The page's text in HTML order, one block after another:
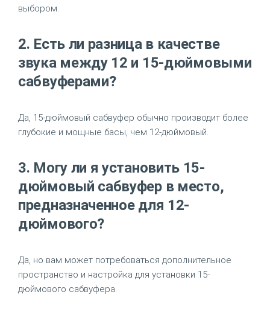
выбором.
2. Есть ли разница в качестве
звука между 12 и 15-дюймовыми
сабвуферами?
Да, 15-дюймовый сабвуфер обычно производит более
глубокие и мощные басы, чем 12-дюймовый.
3. Могу ли я установить 15-
дюймовый сабвуфер в место,
предназначенное для 12-
дюймового?
Да, но вам может потребоваться дополнительное
пространство и настройка для установки 15-
дюймового сабвуфера.